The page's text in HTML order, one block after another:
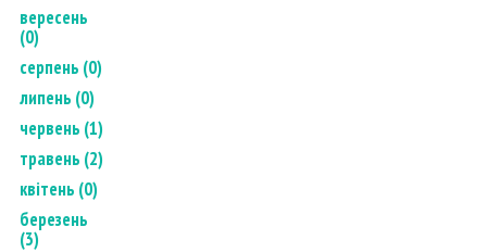
вересень
(0)
серпень (0)
липень (0)
червень (1)
травень (2)
квітень (0)
березень
(3)